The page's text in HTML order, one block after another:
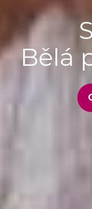
Bělá